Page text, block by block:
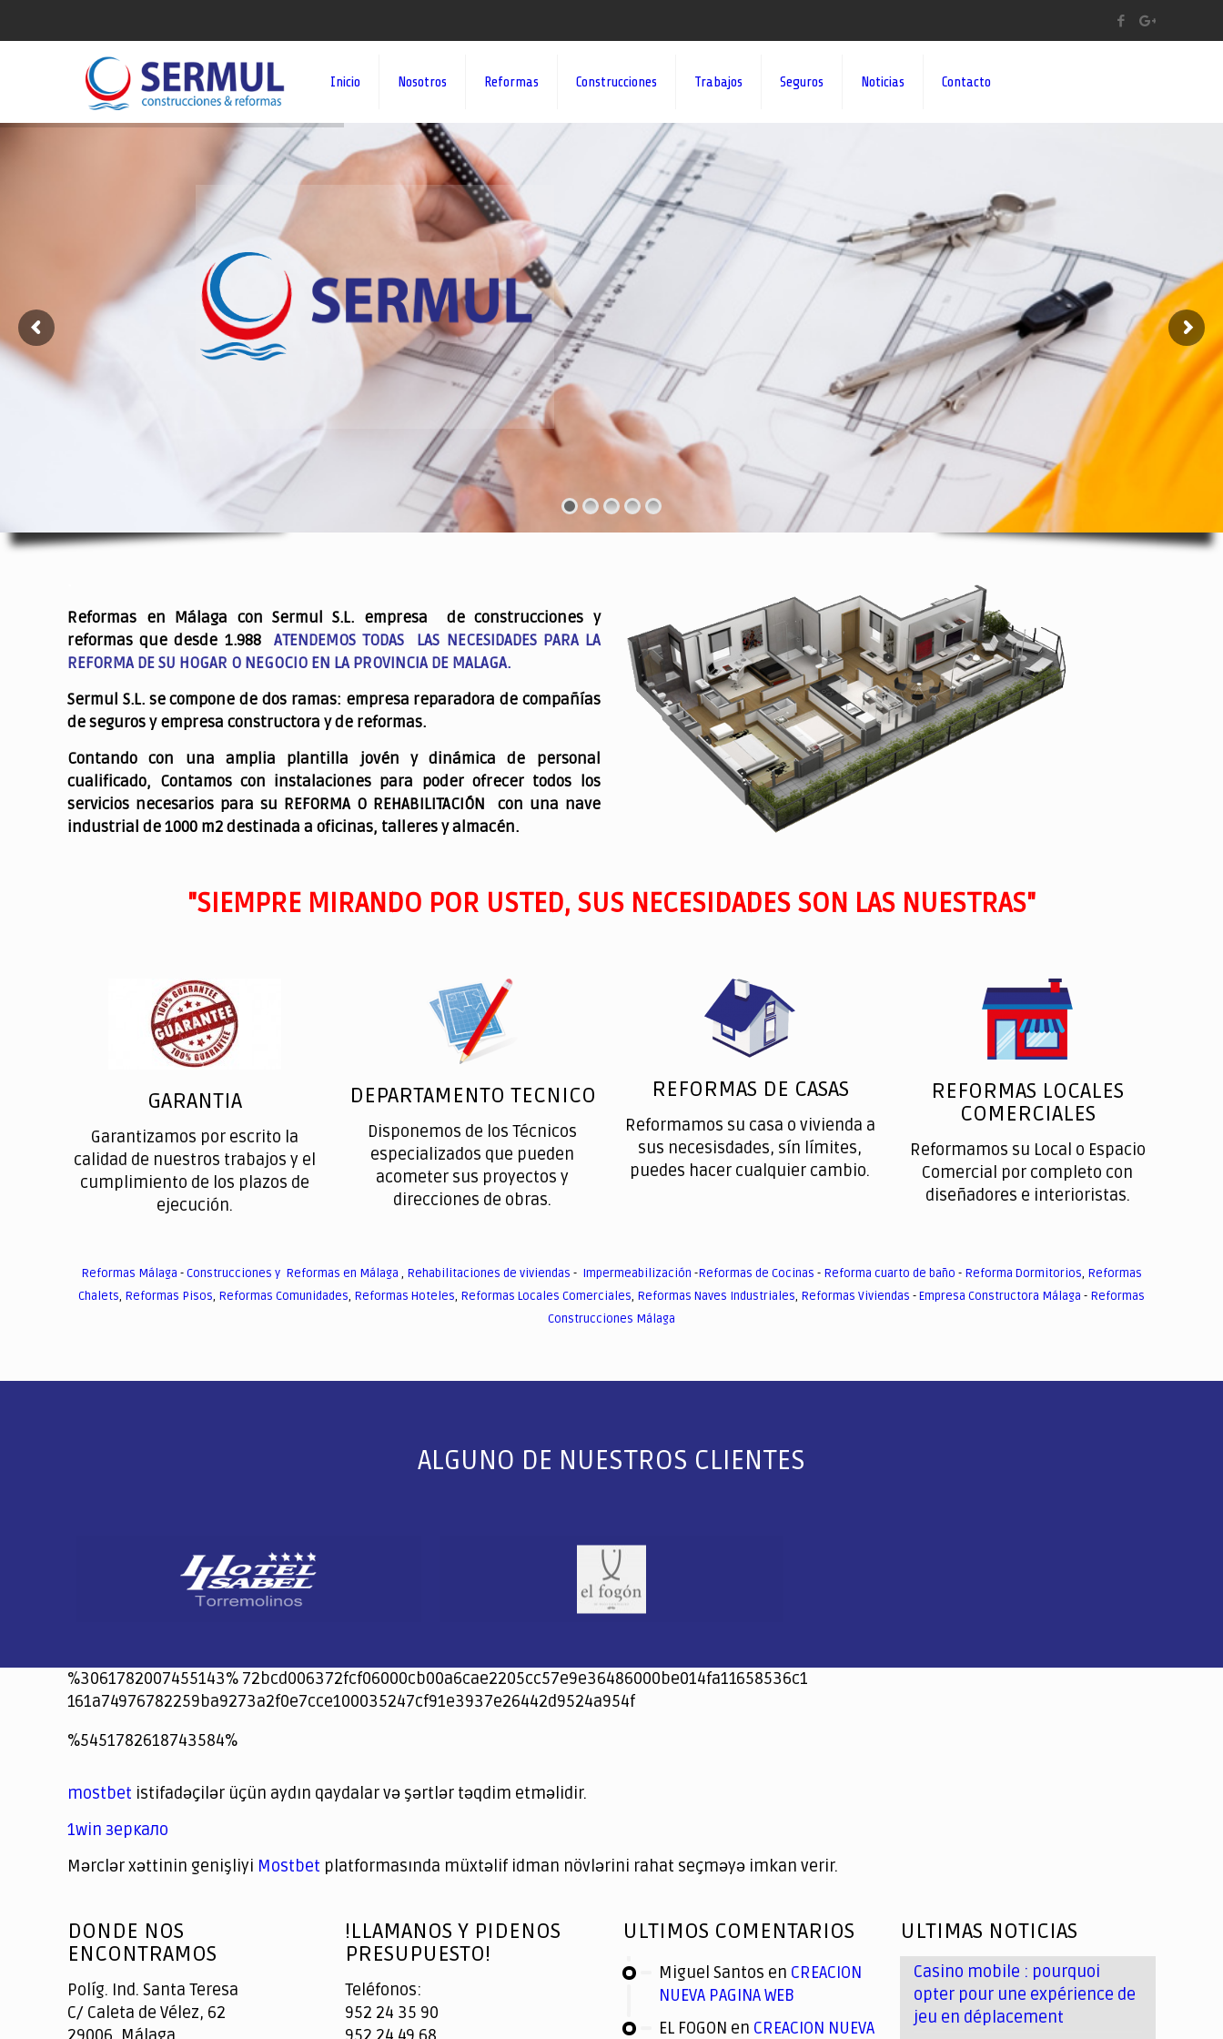
Inicio Nosotros Reformas Construcciones Trabajos Seguros Noticias Contacto
¡¡DAMOS VIDA A SUS IDEAS¡¡
Reformas en Málaga con Sermul S.L. empresa de construcciones y
reformas que desde 1.988 ATENDEMOS TODAS LAS NECESIDADES PARA LA
REFORMA DE SU HOGAR O NEGOCIO EN LA PROVINCIA DE MALAGA.
Sermul S.L. se compone de dos ramas: empresa reparadora de compañías
de seguros y empresa constructora y de reformas.
Contando con una amplia plantilla jovén y dinámica de personal
cualificado, Contamos con instalaciones para poder ofrecer todos los
servicios necesarios para su REFORMA O REHABILITACIÓN con una nave
industrial de 1000 m2 destinada a oficinas, talleres y almacén.
"SIEMPRE MIRANDO POR USTED, SUS NECESIDADES SON LAS NUESTRAS"
GARANTIA
Garantizamos por escrito la
calidad de nuestros trabajos y el
cumplimiento de los plazos de
ejecución.
DEPARTAMENTO TECNICO
Disponemos de los Técnicos
especializados que pueden
acometer sus proyectos y
direcciones de obras.
REFORMAS DE CASAS
Reformamos su casa o vivienda a
sus necesisdades, sín límites,
puedes hacer cualquier cambio.
REFORMAS LOCALES
COMERCIALES
Reformamos su Local o Espacio
Comercial por completo con
diseñadores e interioristas.
Reformas Málaga -Construcciones y Reformas en Málaga , Rehabilitaciones de viviendas - Impermeabilización -Reformas de Cocinas - Reforma cuarto de baño - Reforma Dormitorios, Reformas
Chalets, Reformas Pisos, Reformas Comunidades, Reformas Hoteles, Reformas Locales Comerciales, Reformas Naves Industriales, Reformas Viviendas -Empresa Constructora Málaga - Reformas
Construcciones Málaga
ALGUNO DE NUESTROS CLIENTES
%3061782007455143% 72bcd006372fcf06000cb00a6cae2205cc57e9e36486000be014fa11658536c1
161a74976782259ba9273a2f0e7cce100035247cf91e3937e26442d9524a954f
jeetcity
1xbet
jeet city casino
%5451782618743584%
spintiger
Avabet
Spinrise
Crown Green
Crowngreen casino login
슈가 러쉬1000 슬롯
crazy time casino online
1xcasinozambia.com
codingworldnews.com
parimatch.kr
winorio
winorio casino
winorio
mostbet istifadəçilər üçün aydın qaydalar və şərtlər təqdim etməlidir.
1win зеркало
Mərclər xəttinin genişliyi Mostbet platformasında müxtəlif idman növlərini rahat seçməyə imkan verir.
of
Casino
DONDE NOS
ENCONTRAMOS
Políg. Ind. Santa Teresa
C/ Caleta de Vélez, 62
!LLAMANOS Y PIDENOS
PRESUPUESTO!
Teléfonos:
952 24 35 90
ULTIMOS COMENTARIOS
Miguel Santos en CREACION
NUEVA PAGINA WEB
EL FOGON en CREACION NUEVA
ULTIMAS NOTICIAS
Casino mobile : pourquoi
opter pour une expérience de
jeu en déplacement